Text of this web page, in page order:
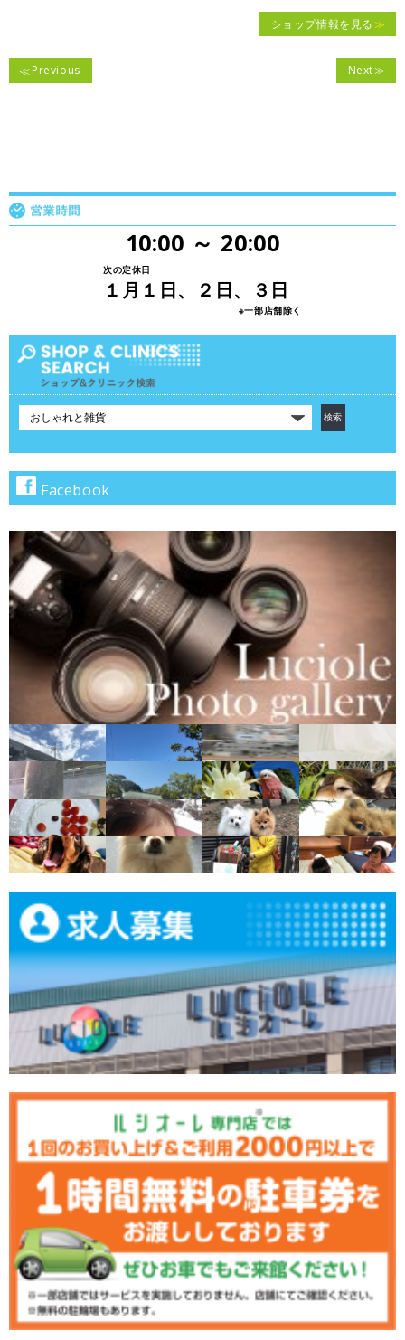
ショップ情報を見る
Previous Next
10:00 ～ 20:00
次の定休日
１月１日、２日、３日
※一部店舗除く
テ
で
検
索
Facebook